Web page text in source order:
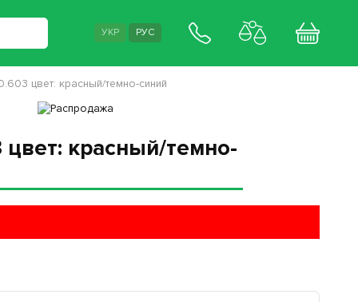
цвет: красный/темно-
УКР РУС
цвет: красный/темно-синий